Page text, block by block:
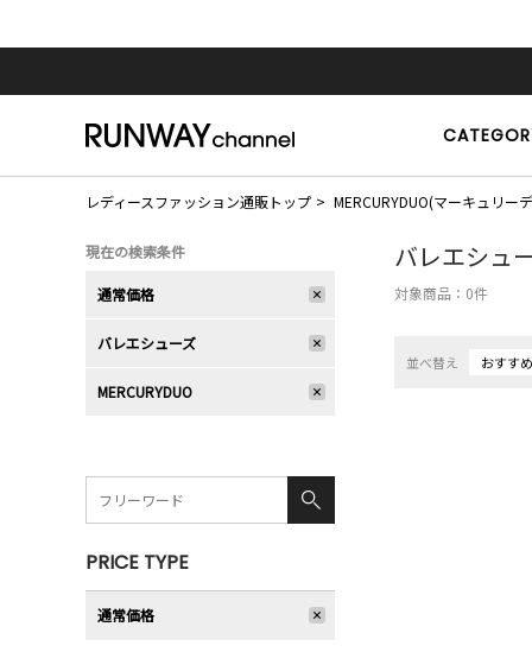
レディースファッション通販トップ MERCURYDUO(マーキュリー
バレエシュ
対象商品： 0件
並べ替え おすす
現在の検索条件
通常価格
バレエシューズ
MERCURYDUO
PRICE TYPE
通常価格